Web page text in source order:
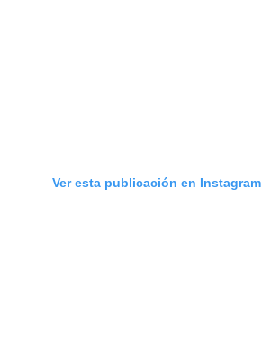
Ver esta publicación en Instagram